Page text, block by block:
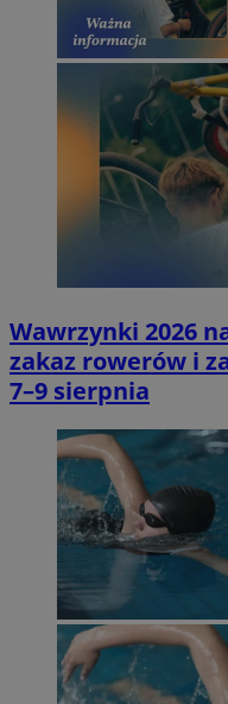
Wawrzynki 2026
zakaz rowerów i
7–9 sierpnia